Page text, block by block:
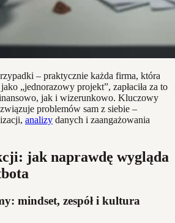
– praktycznie każda firma, która
„jednorazowy projekt”, zapłaciła za to
jak i wizerunkowo. Kluczowy
problemów sam z siebie –
analizy danych i zaangażowania
jak naprawdę wygląda
mindset, zespół i kultura